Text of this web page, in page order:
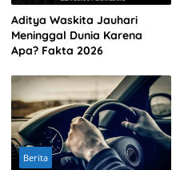
Aditya Waskita Jauhari
Meninggal Dunia Karena
Apa? Fakta 2026
Berita